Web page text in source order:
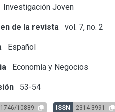
Investigación Joven
de la revista vol. 7, no. 2
Español
Economía y Negocios
53-54
10889 ISSN 2314-3991